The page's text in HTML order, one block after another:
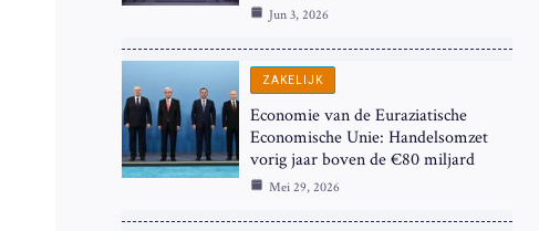
Jun 3, 2026
ZAKELIJK
Economie van de Euraziatische
Economische Unie: Handelsomzet
vorig jaar boven de €80 miljard
Mei 29, 2026